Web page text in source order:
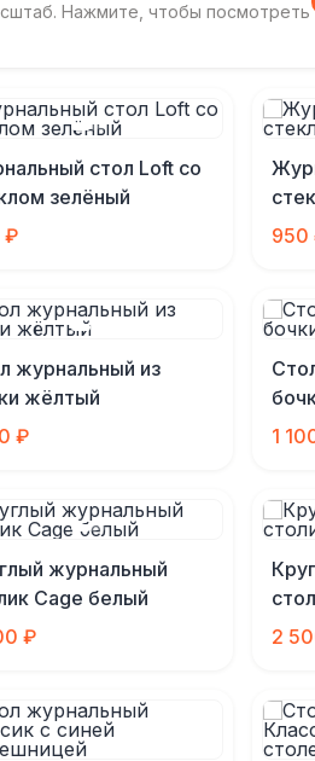
Нажмите, чтобы посмотреть
стол Loft со
зелёный
₽
950
журнальный из
жёлтый
₽
1
журнальный
Cage белый
₽
2